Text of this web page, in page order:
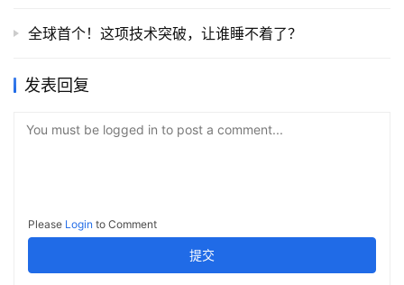
全球首个！这项技术突破，让谁睡不着了？
发表回复
You must be logged in to post a comment...
Please Login to Comment
提交